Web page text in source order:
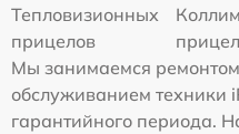
Тепловизионных
прицелов
Мы занимаемся
обслуживанием техники
гарантийного периода.